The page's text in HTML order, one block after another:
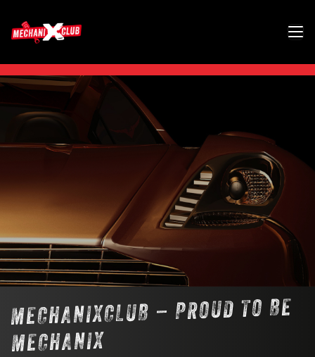
MECHANIXCLUB – PROUD TO BE
MECHANIX